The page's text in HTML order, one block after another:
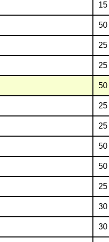
50
50
50
50
30
30